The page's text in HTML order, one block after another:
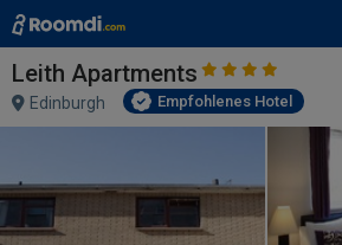
Leith Apartments
Edinburgh Empfohlenes Hotel